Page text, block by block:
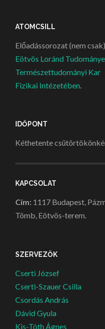
ATOMCSILL
Előadássorozat (nem csak)
Eötvös Loránd
Természettudományi Kar
Fizikai Intézetében
IDŐPONT
Kéthetente
KAPCSOLAT
Cím: 1117 Budapest,
Tömb, Eötvös-terem.
SZERVEZŐK
Cserti József
Cserti-Szauer Csilla
Csordás András
Dávid Gyula
Kis-Tóth Ágnes